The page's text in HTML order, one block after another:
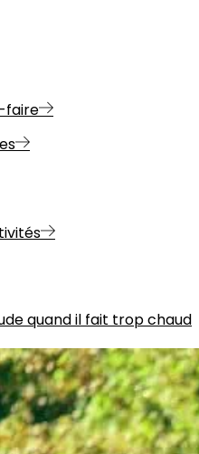
faire
quand il fait trop chaud